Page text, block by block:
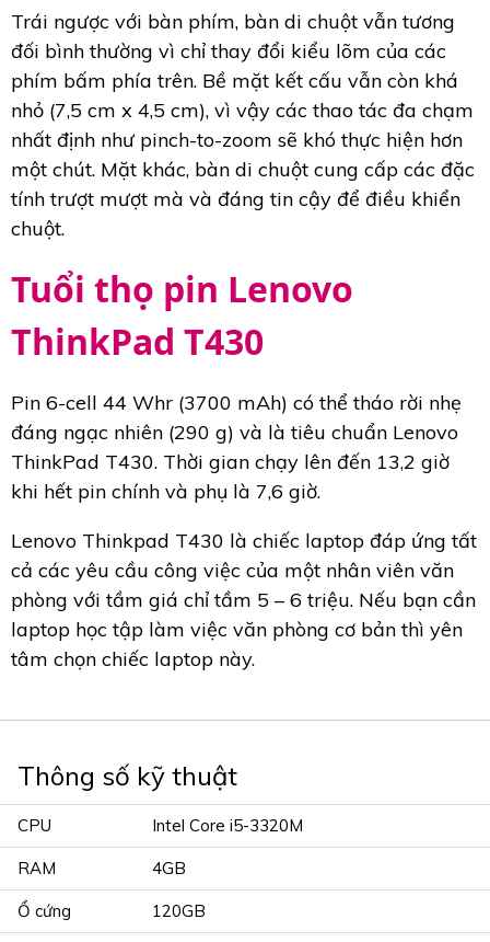
Trái ngược với bàn phím, bàn di chuột vẫn tương
đối bình thường vì chỉ thay đổi kiểu lõm của các
phím bấm phía trên. Bề mặt kết cấu vẫn còn khá
nhỏ (7,5 cm x 4,5 cm), vì vậy các thao tác đa chạm
nhất định như pinch-to-zoom sẽ khó thực hiện hơn
một chút. Mặt khác, bàn di chuột cung cấp các đặc
tính trượt mượt mà và đáng tin cậy để điều khiển
chuột.
Tuổi thọ pin Lenovo
ThinkPad T430
Pin 6-cell 44 Whr (3700 mAh) có thể tháo rời nhẹ
đáng ngạc nhiên (290 g) và là tiêu chuẩn Lenovo
ThinkPad T430. Thời gian chạy lên đến 13,2 giờ
khi hết pin chính và phụ là 7,6 giờ.
Lenovo Thinkpad T430 là chiếc laptop đáp ứng tất
cả các yêu cầu công việc của một nhân viên văn
phòng với tầm giá chỉ tầm 5 – 6 triệu. Nếu bạn cần
laptop học tập làm việc văn phòng cơ bản thì yên
tâm chọn chiếc laptop này.
Thông số kỹ thuật
CPU Intel Core i5-3320M
RAM 4GB
Ổ cứng 120GB